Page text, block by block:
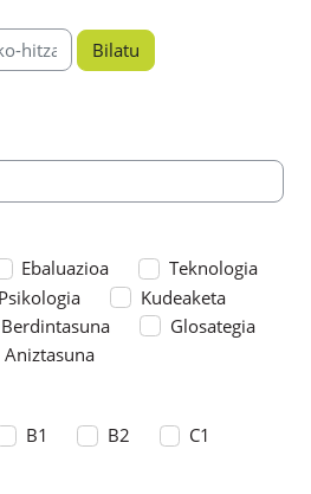
Ebaluazioa
Teknologia
Psikologia
Kudeaketa
Berdintasuna
Glosategia
Aniztasuna
B1 B2
C1